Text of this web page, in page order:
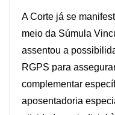
A Corte já se
meio da Súmula
assentou a
RGPS para
complementar
aposentadoria